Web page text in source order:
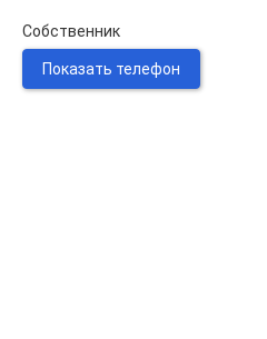
Собственник
Показать телефон